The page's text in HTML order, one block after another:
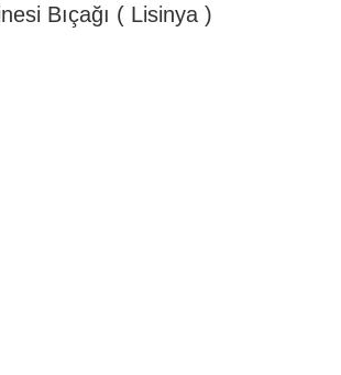
Bıçağı ( Lisinya )